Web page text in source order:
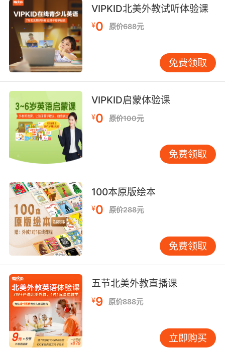
教。
目前vipkid注册在册的北美外教人数超过了70000名，这些
优质外教都是来自北美地区，并且拥有本科以及以上的学
历，可以将自己掌握的英语知识系统地传授给孩子们。北
美外教具备1年教学或者教育辅导经验，很多外教更是拥有
5年以上的教龄，更是不乏10~20年教龄的资深外教。可以
根据孩子的特点因材施教，以帮助孩子更好地提升他们的
英语水平。
vipkid少儿英语怎么样
第四点：一对一线上教学更方
便更高效。
一对一教学的针对性是非常强的，再加上线上英
语学习变得更高效。
VIPKID北美外教试听体验课
¥0 原价688元
免费领取
VIPKID启蒙体验课
¥0 原价100元
免费领取
100本原版绘本
¥0 原价288元
免费领取
五节北美外教直播课
¥9 原价888元
立即购买